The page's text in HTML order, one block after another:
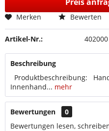
Merken Bewerten
Artikel-Nr.: 402000
Beschreibung
Produktbeschreibung:
Innenhand... mehr
Bewertungen
0
Bewertungen lesen,